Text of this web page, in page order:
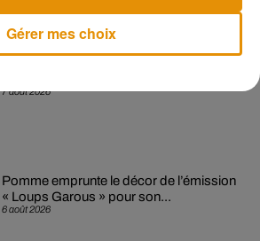
7 août 2026
6 août 2026
Pomme emprunte le décor de l’émission
« Loups Garous » pour son...
Gérer mes choix